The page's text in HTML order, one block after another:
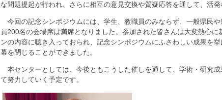
な問題提起が行われ、さらに相互の意見交換や質疑応答を通して、活発
今回の記念シンポジウムには、学生、教職員のみならず、一般県民
員200名の会場席は満席となりました。参加された皆さんは大変熱心に
ンの内容に聴き入っておられ、記念シンポジウムにふさわしい成果を
幕を閉じることができました。
本センターとしては、今後ともこうした催しを通して、学術・研究
て努力していく予定です。